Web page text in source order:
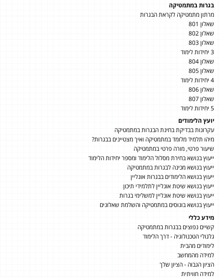
בגרות במתמטיקה
מרתון מתמטיקה לקראת הבגרות
שאלון 801
שאלון 802
שאלון 803
3 יחידות לימוד
שאלון 804
שאלון 805
4 יחידות לימוד
שאלון 806
שאלון 807
5 יחידות לימוד
יועץ הלימודים
עקרונות בבדיקת בחינת הבגרות במתמטיקה
מיהו תלמיד מלומד במתמטיקה ואיך מצטיינים בבגרות?
שיעור פרטי, מורה פרטי במתמטיקה
ייעוץ בנושא בחירת מסלול הלימוד ומספר יחידות הלימוד
ייעוץ בנושא מכינה לבגרות במתמטיקה
ייעוץ בנושא הלימודים בבגרות אונליין
ייעוץ בנושא שיטת אונליין לתלמידי תיכון
ייעוץ בנושא שיטת אונליין למשלימי בגרות
ייעוץ בנושא בונוסים במתמטיקה והשלמת שאלונים
מידע כללי
קשיים נפוצים בבגרות במתמטיקה
גלגולי הטכנולוגיה - דרך הלימוד
לימודים מהבית
למידה מהמחשב
הציון הגבוה - הציון שלך
למידה חוויתית